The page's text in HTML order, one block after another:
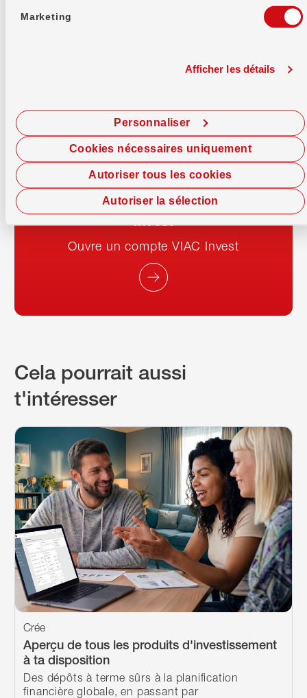
Marketing
Afficher les détails
Autoriser tous les cookies
Personnaliser
Autoriser la sélection
Cookies nécessaires uniquement
Je voudrais d'abord découvrir
Je souhaite commencer
tout de suite avec VIAC
Invest
Ouvre un compte VIAC Invest
Cela pourrait aussi
t'intéresser
Aperçu de tous les produits d'investissement
à ta disposition
Crée
Des dépôts à terme sûrs à la planification
financière globale, en passant par